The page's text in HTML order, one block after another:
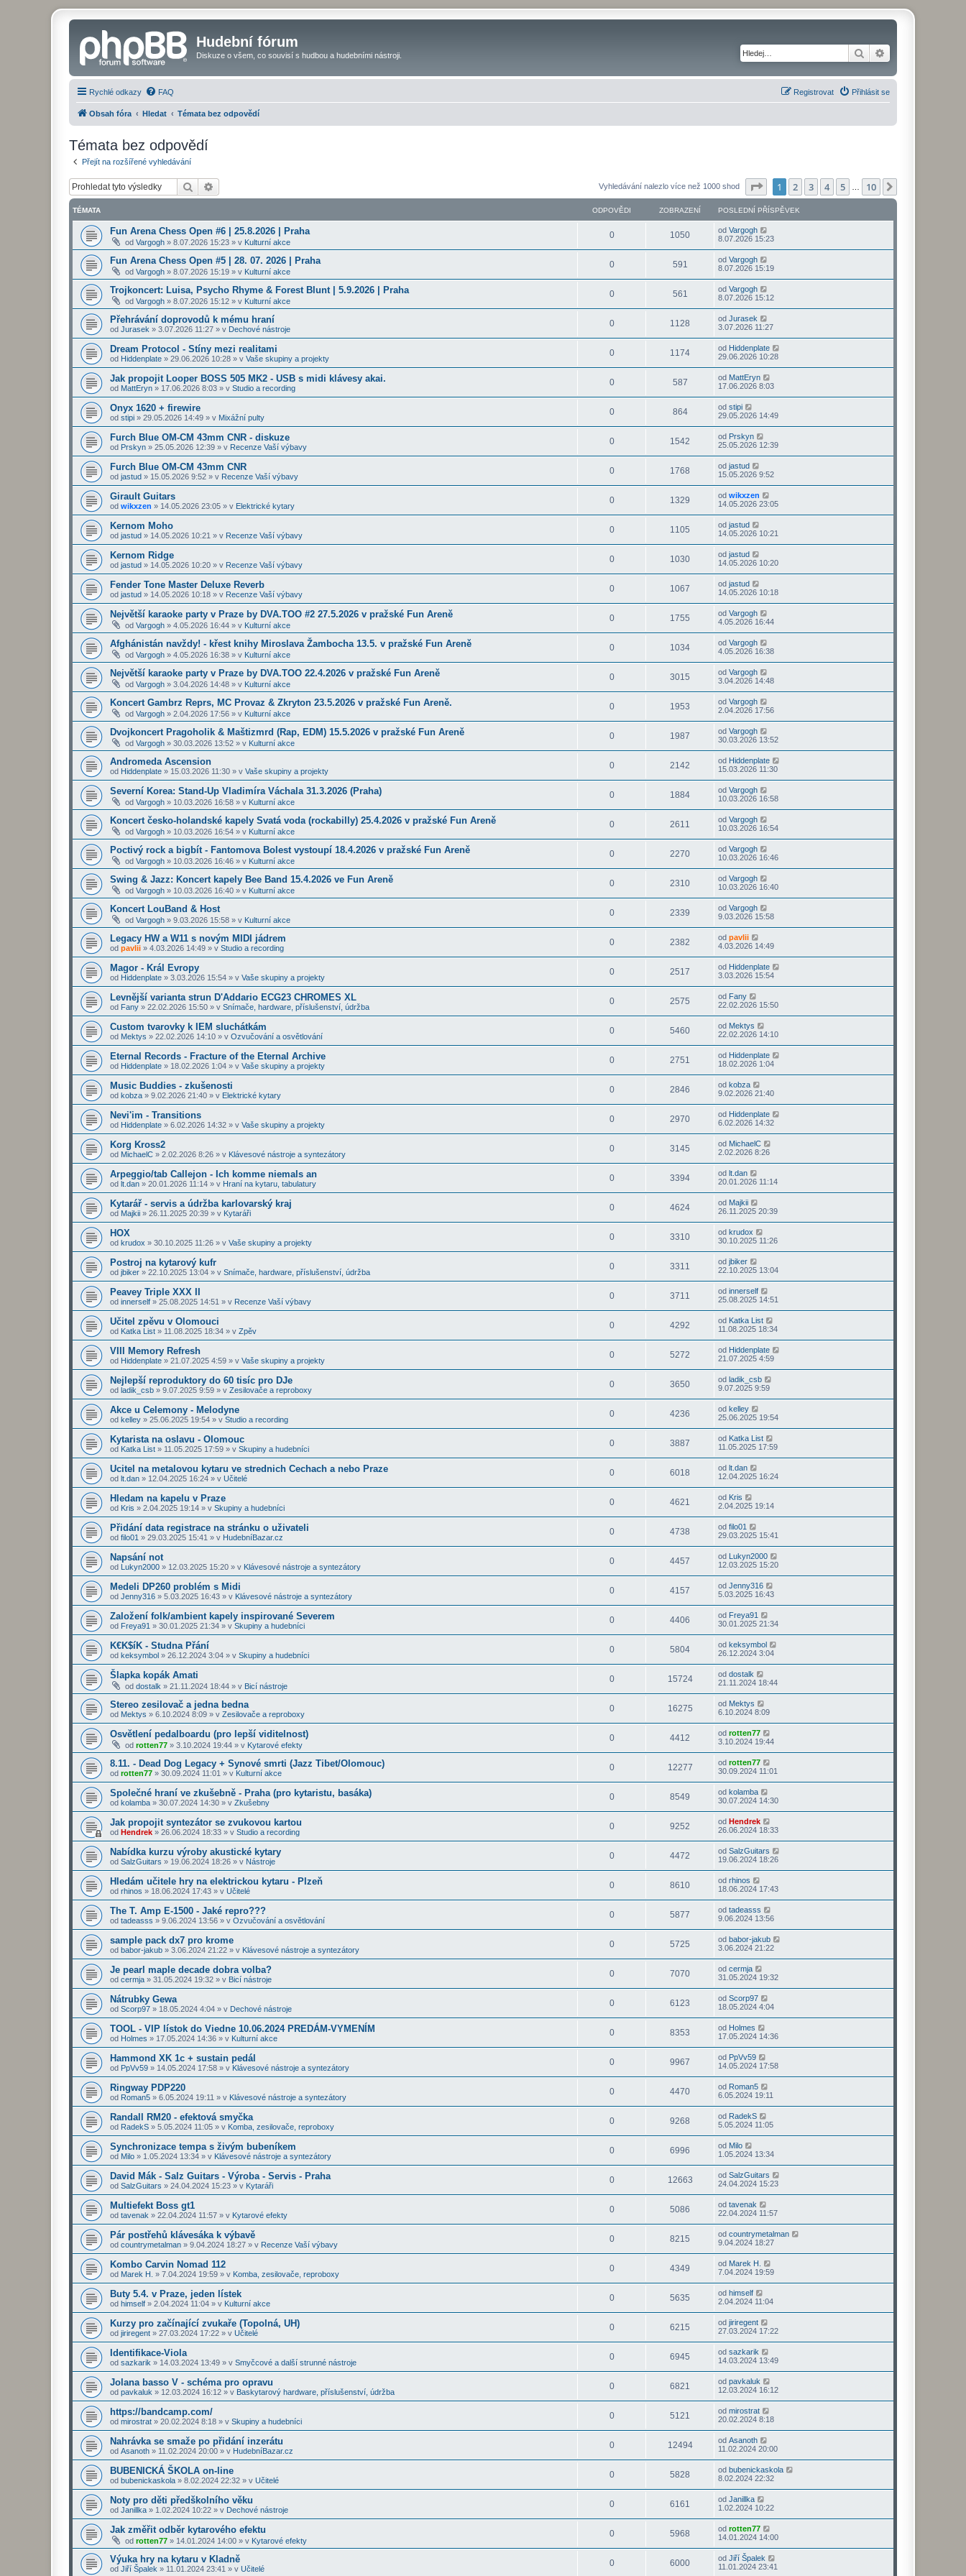
Hudební fórum
Diskuze o všem, co souvisí s hudbou a hudebními nástroji. Hledat
Rychlé odkazy FAQ Přihlásit se
Registrovat
Obsah fóra Hledat Témata bez odpovědí
Témata bez odpovědí
Přejít na rozšířené vyhledávání
Hledat Vyhledávání nalezlo více než 1000 shod Stránka z
1 2 3 4 5 10
TÉMATA ODPOVĚDI ZOBRAZENÍ POSLEDNÍ PŘÍSPĚVEK
Fun Arena Chess Open #6 | 25.8.2026 | Praha
od Vargogh » 8.07.2026 15:23 » v Kulturní akce
0 1050 od Vargogh
8.07.2026 15:23
Fun Arena Chess Open #5 | 28. 07. 2026 | Praha
od Vargogh » 8.07.2026 15:19 » v Kulturní akce
0 591 od Vargogh
8.07.2026 15:19
Trojkoncert: Luisa, Psycho Rhyme & Forest Blunt | 5.9.2026 | Praha
od Vargogh » 8.07.2026 15:12 » v Kulturní akce
0 561 od Vargogh
8.07.2026 15:12
Přehrávání doprovodů k mému hraní
od Jurasek » 3.07.2026 11:27 » v Dechové nástroje
0 1128 od Jurasek
3.07.2026 11:27
Dream Protocol - Stíny mezi realitami
od Hiddenplate » 29.06.2026 10:28 » v Vaše skupiny a projekty
0 1174 od Hiddenplate
29.06.2026 10:28
Jak propojit Looper BOSS 505 MK2 - USB s midi klávesy akai.
od MattEryn » 17.06.2026 8:03 » v Studio a recording
0 587 od MattEryn
17.06.2026 8:03
Onyx 1620 + firewire
od stipi » 29.05.2026 14:49 » v Mixážní pulty
0 864 od stipi
29.05.2026 14:49
Furch Blue OM-CM 43mm CNR - diskuze
od Prskyn » 25.05.2026 12:39 » v Recenze Vaší výbavy
0 1542 od Prskyn
25.05.2026 12:39
Furch Blue OM-CM 43mm CNR
od jastud » 15.05.2026 9:52 » v Recenze Vaší výbavy
0 1768 od jastud
15.05.2026 9:52
Girault Guitars
od wikxzen » 14.05.2026 23:05 » v Elektrické kytary
0 1329 od wikxzen
14.05.2026 23:05
Kernom Moho
od jastud » 14.05.2026 10:21 » v Recenze Vaší výbavy
0 1105 od jastud
14.05.2026 10:21
Kernom Ridge
od jastud » 14.05.2026 10:20 » v Recenze Vaší výbavy
0 1030 od jastud
14.05.2026 10:20
Fender Tone Master Deluxe Reverb
od jastud » 14.05.2026 10:18 » v Recenze Vaší výbavy
0 1067 od jastud
14.05.2026 10:18
Největší karaoke party v Praze by DVA.TOO #2 27.5.2026 v pražské Fun Areně
od Vargogh » 4.05.2026 16:44 » v Kulturní akce
0 1755 od Vargogh
4.05.2026 16:44
Afghánistán navždy! - křest knihy Miroslava Žambocha 13.5. v pražské Fun Areně
od Vargogh » 4.05.2026 16:38 » v Kulturní akce
0 1034 od Vargogh
4.05.2026 16:38
Největší karaoke party v Praze by DVA.TOO 22.4.2026 v pražské Fun Areně
od Vargogh » 3.04.2026 14:48 » v Kulturní akce
0 3015 od Vargogh
3.04.2026 14:48
Koncert Gambrz Reprs, MC Provaz & Zkryton 23.5.2026 v pražské Fun Areně.
od Vargogh » 2.04.2026 17:56 » v Kulturní akce
0 1953 od Vargogh
2.04.2026 17:56
Dvojkoncert Pragoholik & Maštizmrd (Rap, EDM) 15.5.2026 v pražské Fun Areně
od Vargogh » 30.03.2026 13:52 » v Kulturní akce
0 1987 od Vargogh
30.03.2026 13:52
Andromeda Ascension
od Hiddenplate » 15.03.2026 11:30 » v Vaše skupiny a projekty
0 2142 od Hiddenplate
15.03.2026 11:30
Severní Korea: Stand-Up Vladimíra Váchala 31.3.2026 (Praha)
od Vargogh » 10.03.2026 16:58 » v Kulturní akce
0 1884 od Vargogh
10.03.2026 16:58
Koncert česko-holandské kapely Svatá voda (rockabilly) 25.4.2026 v pražské Fun Areně
od Vargogh » 10.03.2026 16:54 » v Kulturní akce
0 2611 od Vargogh
10.03.2026 16:54
Poctivý rock a bigbít - Fantomova Bolest vystoupí 18.4.2026 v pražské Fun Areně
od Vargogh » 10.03.2026 16:46 » v Kulturní akce
0 2270 od Vargogh
10.03.2026 16:46
Swing & Jazz: Koncert kapely Bee Band 15.4.2026 ve Fun Areně
od Vargogh » 10.03.2026 16:40 » v Kulturní akce
0 2310 od Vargogh
10.03.2026 16:40
Koncert LouBand & Host
od Vargogh » 9.03.2026 15:58 » v Kulturní akce
0 2339 od Vargogh
9.03.2026 15:58
Legacy HW a W11 s novým MIDI jádrem
od pavlii » 4.03.2026 14:49 » v Studio a recording
0 2382 od pavlii
4.03.2026 14:49
Magor - Král Evropy
od Hiddenplate » 3.03.2026 15:54 » v Vaše skupiny a projekty
0 2517 od Hiddenplate
3.03.2026 15:54
Levnější varianta strun D'Addario ECG23 CHROMES XL
od Fany » 22.02.2026 15:50 » v Snímače, hardware, příslušenství, údržba
0 2575 od Fany
22.02.2026 15:50
Custom tvarovky k IEM sluchátkám
od Mektys » 22.02.2026 14:10 » v Ozvučování a osvětlování
0 5460 od Mektys
22.02.2026 14:10
Eternal Records - Fracture of the Eternal Archive
od Hiddenplate » 18.02.2026 1:04 » v Vaše skupiny a projekty
0 2751 od Hiddenplate
18.02.2026 1:04
Music Buddies - zkušenosti
od kobza » 9.02.2026 21:40 » v Elektrické kytary
0 2846 od kobza
9.02.2026 21:40
Nevi'im - Transitions
od Hiddenplate » 6.02.2026 14:32 » v Vaše skupiny a projekty
0 2970 od Hiddenplate
6.02.2026 14:32
Korg Kross2
od MichaelC » 2.02.2026 8:26 » v Klávesové nástroje a syntezátory
0 3145 od MichaelC
2.02.2026 8:26
Arpeggio/tab Callejon - Ich komme niemals an
od lt.dan » 20.01.2026 11:14 » v Hraní na kytaru, tabulatury
0 3394 od lt.dan
20.01.2026 11:14
Kytarář - servis a údržba karlovarský kraj
od Majkii » 26.11.2025 20:39 » v Kytaráři
0 4624 od Majkii
26.11.2025 20:39
HOX
od krudox » 30.10.2025 11:26 » v Vaše skupiny a projekty
0 3310 od krudox
30.10.2025 11:26
Postroj na kytarový kufr
od jbiker » 22.10.2025 13:04 » v Snímače, hardware, příslušenství, údržba
0 3311 od jbiker
22.10.2025 13:04
Peavey Triple XXX II
od innerself » 25.08.2025 14:51 » v Recenze Vaší výbavy
0 3711 od innerself
25.08.2025 14:51
Učitel zpěvu v Olomouci
od Katka List » 11.08.2025 18:34 » v Zpěv
0 4292 od Katka List
11.08.2025 18:34
VIII Memory Refresh
od Hiddenplate » 21.07.2025 4:59 » v Vaše skupiny a projekty
0 5272 od Hiddenplate
21.07.2025 4:59
Nejlepší reproduktory do 60 tisíc pro DJe
od ladik_csb » 9.07.2025 9:59 » v Zesilovače a reproboxy
0 3650 od ladik_csb
9.07.2025 9:59
Akce u Celemony - Melodyne
od kelley » 25.06.2025 19:54 » v Studio a recording
0 4236 od kelley
25.06.2025 19:54
Kytarista na oslavu - Olomouc
od Katka List » 11.05.2025 17:59 » v Skupiny a hudebníci
0 3887 od Katka List
11.05.2025 17:59
Ucitel na metalovou kytaru ve strednich Cechach a nebo Praze
od lt.dan » 12.04.2025 16:24 » v Učitelé
0 6018 od lt.dan
12.04.2025 16:24
Hledam na kapelu v Praze
od Kris » 2.04.2025 19:14 » v Skupiny a hudebníci
0 4621 od Kris
2.04.2025 19:14
Přidání data registrace na stránku o uživateli
od filo01 » 29.03.2025 15:41 » v HudebníBazar.cz
0 4738 od filo01
29.03.2025 15:41
Napsání not
od Lukyn2000 » 12.03.2025 15:20 » v Klávesové nástroje a syntezátory
0 4457 od Lukyn2000
12.03.2025 15:20
Medeli DP260 problém s Midi
od Jenny316 » 5.03.2025 16:43 » v Klávesové nástroje a syntezátory
0 4157 od Jenny316
5.03.2025 16:43
Založení folk/ambient kapely inspirované Severem
od Freya91 » 30.01.2025 21:34 » v Skupiny a hudebníci
0 4406 od Freya91
30.01.2025 21:34
K€K$íK - Studna Přání
od keksymbol » 26.12.2024 3:04 » v Skupiny a hudebníci
0 5804 od keksymbol
26.12.2024 3:04
Šlapka kopák Amati
od dostalk » 21.11.2024 18:44 » v Bicí nástroje
0 15724 od dostalk
21.11.2024 18:44
Stereo zesilovač a jedna bedna
od Mektys » 6.10.2024 8:09 » v Zesilovače a reproboxy
0 16275 od Mektys
6.10.2024 8:09
Osvětlení pedalboardu (pro lepší viditelnost)
od rotten77 » 3.10.2024 19:44 » v Kytarové efekty
0 4412 od rotten77
3.10.2024 19:44
8.11. - Dead Dog Legacy + Synové smrti (Jazz Tibet/Olomouc)
od rotten77 » 30.09.2024 11:01 » v Kulturní akce
0 12277 od rotten77
30.09.2024 11:01
Společné hraní ve zkušebně - Praha (pro kytaristu, basáka)
od kolamba » 30.07.2024 14:30 » v Zkušebny
0 8549 od kolamba
30.07.2024 14:30
Jak propojit syntezátor se zvukovou kartou
od Hendrek » 26.06.2024 18:33 » v Studio a recording
0 9252 od Hendrek
26.06.2024 18:33
Nabídka kurzu výroby akustické kytary
od SalzGuitars » 19.06.2024 18:26 » v Nástroje
0 4472 od SalzGuitars
19.06.2024 18:26
Hledám učitele hry na elektrickou kytaru - Plzeň
od rhinos » 18.06.2024 17:43 » v Učitelé
0 8610 od rhinos
18.06.2024 17:43
The T. Amp E-1500 - Jaké repro???
od tadeasss » 9.06.2024 13:56 » v Ozvučování a osvětlování
0 5877 od tadeasss
9.06.2024 13:56
sample pack dx7 pro krome
od babor-jakub » 3.06.2024 21:22 » v Klávesové nástroje a syntezátory
0 5725 od babor-jakub
3.06.2024 21:22
Je pearl maple decade dobra volba?
od cermja » 31.05.2024 19:32 » v Bicí nástroje
0 7070 od cermja
31.05.2024 19:32
Nátrubky Gewa
od Scorp97 » 18.05.2024 4:04 » v Dechové nástroje
0 6123 od Scorp97
18.05.2024 4:04
TOOL - VIP lístok do Viedne 10.06.2024 PREDÁM-VYMENÍM
od Holmes » 17.05.2024 14:36 » v Kulturní akce
0 8353 od Holmes
17.05.2024 14:36
Hammond XK 1c + sustain pedál
od PpVv59 » 14.05.2024 17:58 » v Klávesové nástroje a syntezátory
0 9967 od PpVv59
14.05.2024 17:58
Ringway PDP220
od Roman5 » 6.05.2024 19:11 » v Klávesové nástroje a syntezátory
0 4470 od Roman5
6.05.2024 19:11
Randall RM20 - efektová smyčka
od RadekS » 5.05.2024 11:05 » v Komba, zesilovače, reproboxy
0 9268 od RadekS
5.05.2024 11:05
Synchronizace tempa s živým bubeníkem
od Milo » 1.05.2024 13:34 » v Klávesové nástroje a syntezátory
0 6996 od Milo
1.05.2024 13:34
David Mák - Salz Guitars - Výroba - Servis - Praha
od SalzGuitars » 24.04.2024 15:23 » v Kytaráři
0 12663 od SalzGuitars
24.04.2024 15:23
Multiefekt Boss gt1
od tavenak » 22.04.2024 11:57 » v Kytarové efekty
0 5086 od tavenak
22.04.2024 11:57
Pár postřehů klávesáka k výbavě
od countrymetalman » 9.04.2024 18:27 » v Recenze Vaší výbavy
0 8215 od countrymetalman
9.04.2024 18:27
Kombo Carvin Nomad 112
od Marek H. » 7.04.2024 19:59 » v Komba, zesilovače, reproboxy
0 4349 od Marek H.
7.04.2024 19:59
Buty 5.4. v Praze, jeden lístek
od himself » 2.04.2024 11:04 » v Kulturní akce
0 5635 od himself
2.04.2024 11:04
Kurzy pro začínající zvukaře (Topolná, UH)
od jiriregent » 27.03.2024 17:22 » v Učitelé
0 6215 od jiriregent
27.03.2024 17:22
Identifikace-Viola
od sazkarik » 14.03.2024 13:49 » v Smyčcové a další strunné nástroje
0 6945 od sazkarik
14.03.2024 13:49
Jolana basso V - schéma pro opravu
od pavkaluk » 12.03.2024 16:12 » v Baskytarový hardware, příslušenství, údržba
0 6821 od pavkaluk
12.03.2024 16:12
https://bandcamp.com/
od mirostrat » 20.02.2024 8:18 » v Skupiny a hudebníci
0 5121 od mirostrat
20.02.2024 8:18
Nahrávka se smaže po přidání inzerátu
od Asanoth » 11.02.2024 20:00 » v HudebníBazar.cz
0 12494 od Asanoth
11.02.2024 20:00
BUBENICKÁ ŠKOLA on-line
od bubenickaskola » 8.02.2024 22:32 » v Učitelé
0 5828 od bubenickaskola
8.02.2024 22:32
Noty pro děti předškolního věku
od Janillka » 1.02.2024 10:22 » v Dechové nástroje
0 6161 od Janillka
1.02.2024 10:22
Jak změřit odběr kytarového efektu
od rotten77 » 14.01.2024 14:00 » v Kytarové efekty
0 5968 od rotten77
14.01.2024 14:00
Výuka hry na kytaru v Kladně
od Jiří Špalek » 11.01.2024 23:41 » v Učitelé
0 6000 od Jiří Špalek
11.01.2024 23:41